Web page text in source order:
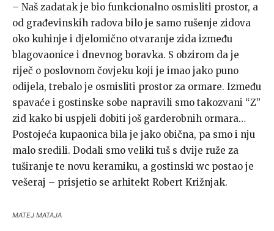
– Naš zadatak je bio funkcionalno osmisliti prostor, a
od građevinskih radova bilo je samo rušenje zidova
oko kuhinje i djelomično otvaranje zida između
blagovaonice i dnevnog boravka. S obzirom da je
riječ o poslovnom čovjeku koji je imao jako puno
odijela, trebalo je osmisliti prostor za ormare. Između
spavaće i gostinske sobe napravili smo takozvani “Z”
zid kako bi uspjeli dobiti još garderobnih ormara…
Postojeća kupaonica bila je jako obična, pa smo i nju
malo sredili. Dodali smo veliki tuš s dvije ruže za
tuširanje te novu keramiku, a gostinski wc postao je
vešeraj – prisjetio se arhitekt Robert Križnjak.
MATEJ MATAJA